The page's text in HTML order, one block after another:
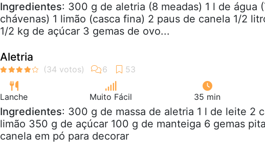
Ingredientes: 300 g de aletria (8 meadas) 1 l de água
chávenas) 1 limão (casca fina) 2 paus de canela 1/2
1/2 kg de açúcar 3 gemas de ovo...
Aletria
Lanche Muito Fácil 35 min
Ingredientes: 300 g de massa de aletria 1 l de leite 2
limão 350 g de açúcar 100 g de manteiga 6 gemas
canela em pó para decorar